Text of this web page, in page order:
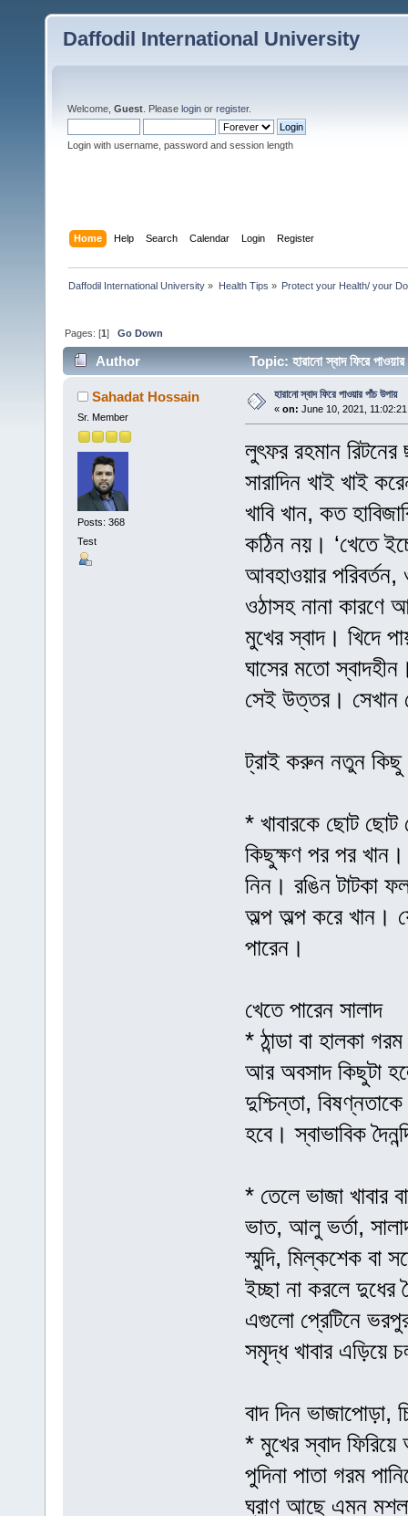
Daffodil International University
Welcome, Guest . Please login or register.
Login with username, password and session length
Home Help Search Calendar Login Register
Daffodil International University » Health Tips » Protect your Health/ your
Pages: [1]Go Down
Author Topic: হারানো স্বাদ ফিরে
Sahadat Hossain
Sr. Member
Posts: 368
Test
হারানো স্বাদ ফিরে পাওয়ার পাঁচ উপায়
« on: June 10, 2021,
লুৎফর রহমান
সারাদিন খাই খাই
খাবি খান, কত
কঠিন নয়। ‘খেতে
আবহাওয়ার
ওঠাসহ নানা কারণে
মুখের স্বাদ। খিদে
ঘাসের মতো
সেই উত্তর। সেখান
ট্রাই করুন নতুন কিছু
* খাবারকে ছোট
কিছুক্ষণ পর পর
নিন। রঙিন টাটকা
অল্প অল্প করে খান।
পারেন।
খেতে পারেন সালাদ
* ঠান্ডা বা হালকা
আর অবসাদ কিছুটা
দুশ্চিন্তা,
হবে। স্বাভাবিক
* তেলে ভাজা খাবার
ভাত, আলু ভর্তা,
স্মুদি, মিল্কশেক বা
ইচ্ছা না করলে
এগুলো প্রেটিনে
সমৃদ্ধ খাবার এড়িয়ে
বাদ দিন ভাজাপোড়া,
* মুখের স্বাদ
পুদিনা পাতা গরম
ঘ্রাণ আছে এমন